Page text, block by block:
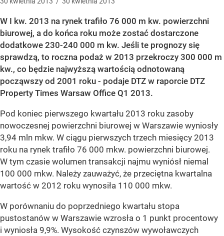
W I kw. 2013 na rynek trafiło 76 000 m kw. powierzchni
biurowej, a do końca roku może zostać dostarczone
dodatkowe 230-240 000 m kw. Jeśli te prognozy się
sprawdzą, to roczna podaż w 2013 przekroczy 300 000 m
kw., co będzie najwyższą wartością odnotowaną
począwszy od 2001 roku - podaje DTZ w raporcie DTZ
Property Times Warsaw Office Q1 2013.
Pod koniec pierwszego kwartału 2013 roku zasoby
nowoczesnej powierzchni biurowej w Warszawie wyniosły
3,94 mln mkw. W ciągu pierwszych trzech miesięcy 2013
roku na rynek trafiło 76 000 mkw. powierzchni biurowej.
W tym czasie wolumen transakcji najmu wyniósł niemal
100 000 mkw. Należy zauważyć, że przeciętna kwartalna
wartość w 2012 roku wynosiła 110 000 mkw.
W porównaniu do poprzedniego kwartału stopa
pustostanów w Warszawie wzrosła o 1 punkt procentowy
i wyniosła 9,9%. Wysokość czynszów wywoławczych